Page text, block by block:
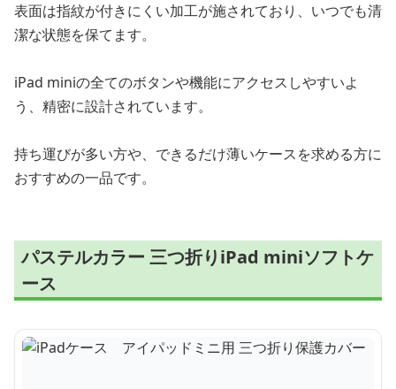
表面は指紋が付きにくい加工が施されており、いつでも清
潔な状態を保てます。
iPad miniの全てのボタンや機能にアクセスしやすいよ
う、精密に設計されています。
持ち運びが多い方や、できるだけ薄いケースを求める方に
おすすめの一品です。
パステルカラー 三つ折りiPad miniソフトケ
ース